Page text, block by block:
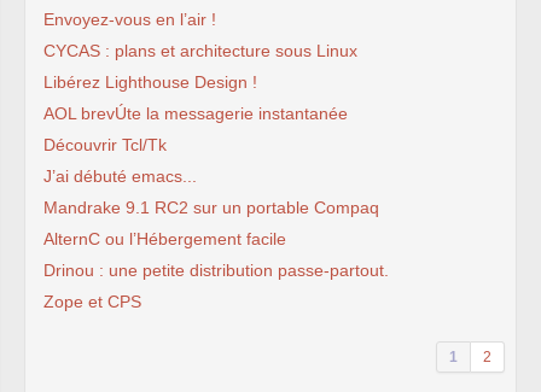
Envoyez-vous en l’air !
CYCAS : plans et architecture sous Linux
Libérez Lighthouse Design !
AOL brevÚte la messagerie instantanée
Découvrir Tcl/Tk
J’ai débuté emacs...
Mandrake 9.1 RC2 sur un portable Compaq
AlternC ou l’Hébergement facile
Drinou : une petite distribution passe-partout.
Zope et CPS
1 2